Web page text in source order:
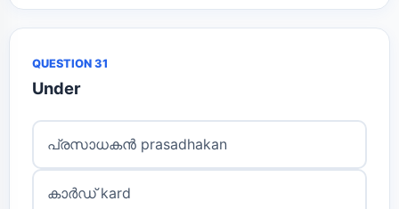
QUESTION 31
Under
പ്രസാധകൻ prasadhakan
കാർഡ് kard